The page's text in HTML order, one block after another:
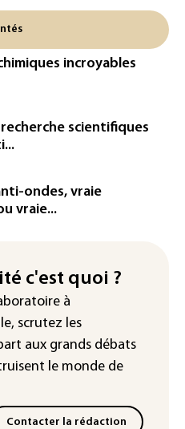
de maïs
depuis 1980
de la
jours en
Pakistan et la
accord de défense
de 100
en ligne non
la hausse des prix
incroyables
scientifiques
ondes, vraie
vraie...
c'est quoi ?
à
scrutez les
aux grands débats
le monde de
Contacter la rédaction